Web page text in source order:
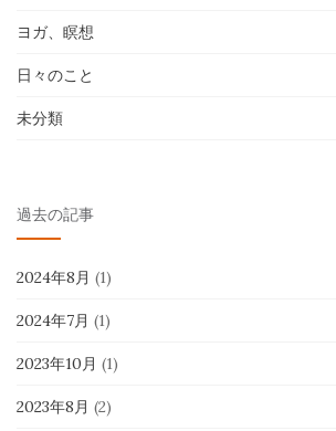
ヨガ、瞑想
日々のこと
未分類
過去の記事
2024年8月 (1)
2024年7月 (1)
2023年10月 (1)
2023年8月 (2)